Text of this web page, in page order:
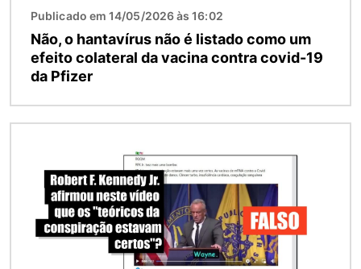
Publicado em 14/05/2026 às 16:02
Não, o hantavírus não é listado como um
efeito colateral da vacina contra covid-19
da Pfizer